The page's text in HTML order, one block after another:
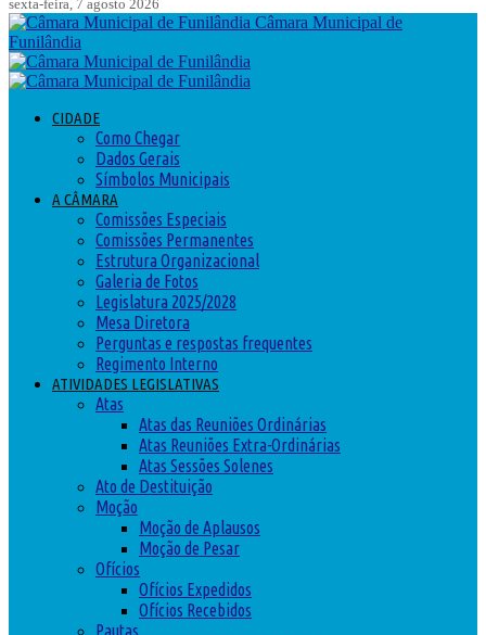
sexta-feira, 7 agosto 2026
Câmara Municipal de
Funilândia
CIDADE
Como Chegar
Dados Gerais
Símbolos Municipais
A CÂMARA
Comissões Especiais
Comissões Permanentes
Estrutura Organizacional
Galeria de Fotos
Legislatura 2025/2028
Mesa Diretora
Perguntas e respostas frequentes
Regimento Interno
ATIVIDADES LEGISLATIVAS
Atas
Atas das Reuniões Ordinárias
Atas Reuniões Extra-Ordinárias
Atas Sessões Solenes
Ato de Destituição
Moção
Moção de Aplausos
Moção de Pesar
Ofícios
Ofícios Expedidos
Ofícios Recebidos
Pautas